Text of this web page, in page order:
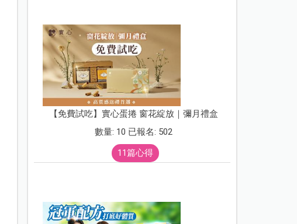
【免費試吃】實心蛋捲 窗花綻放｜彌月禮盒
數量: 10 已報名: 502
11篇心得